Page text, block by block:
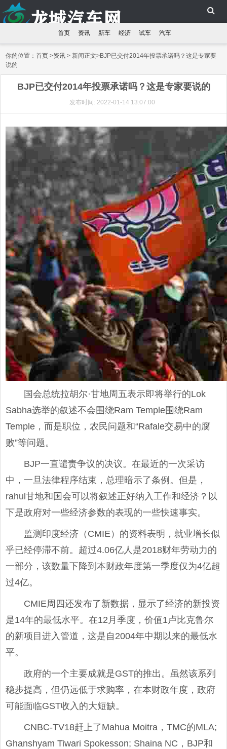
首页 资讯 新车 经济 试车 汽车
你的位置：首页 >资讯 > 新闻正文>BJP已交付2014年投票承诺吗？这是专家要
说的
BJP已交付2014年投票承诺吗？这是专家要说的
发布时间: 2022-01-14 13:07:00
国会总统拉胡尔·甘地周五表示即将举行的Lok
Sabha选举的叙述不会围绕Ram Temple围绕Ram
Temple，而是职位，农民问题和“Rafale交易中的腐
败”等问题。
BJP一直谴责争议的决议。在最近的一次采访
中，一旦法律程序结束，总理暗示了条例。但是，
rahul甘地和国会可以将叙述正好纳入工作和经济？以
下是政府对一些经济参数的表现的一些快速事实。
监测印度经济（CMIE）的资料表明，就业增长似
乎已经停滞不前。超过4.06亿人是2018财年劳动力的
一部分，该数量下降到本财政年度第一季度仅为4亿超
过4亿。
CMIE周四还发布了新数据，显示了经济的新投资
是14年的最低水平。在12月季度，价值1卢比克鲁尔
的新项目进入管道，这是自2004年中期以来的最低水
平。
政府的一个主要成就是GST的推出。虽然该系列
稳步提高，但仍远低于求购率，在本财政年度，政府
可能面临GST收入的大短缺。
CNBC-TV18赶上了Mahua Moitra，TMC的MLA;
Ghanshyam Tiwari Spokesson; Shaina NC，BJP和